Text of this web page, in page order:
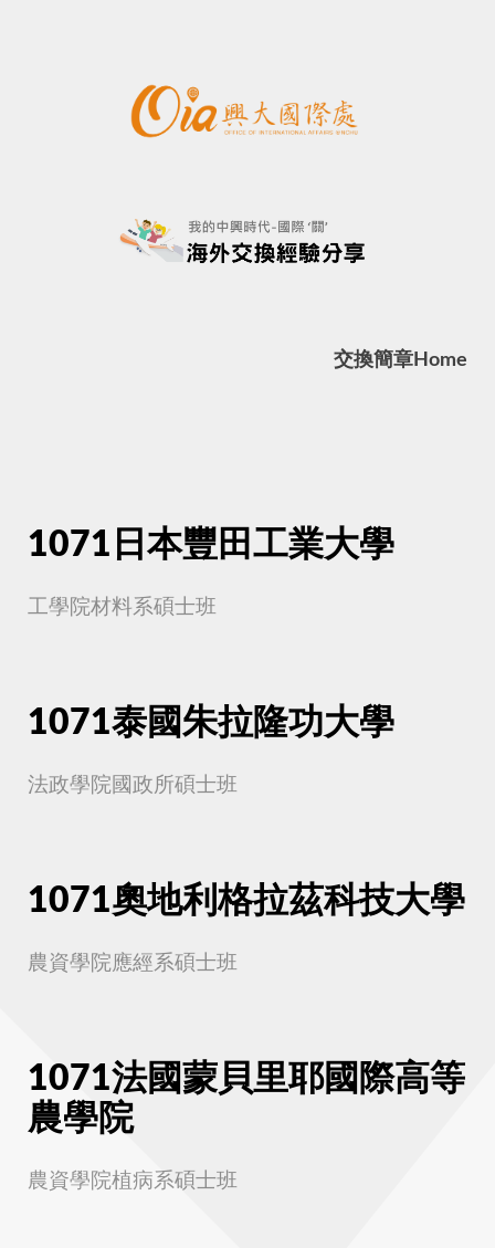
交換簡章 Home
1071日本豐田工業大學
工學院材料系碩士班
1071泰國朱拉隆功大學
法政學院國政所碩士班
1071奧地利格拉茲科技大學
農資學院應經系碩士班
1071法國蒙貝里耶國際高等
農學院
農資學院植病系碩士班